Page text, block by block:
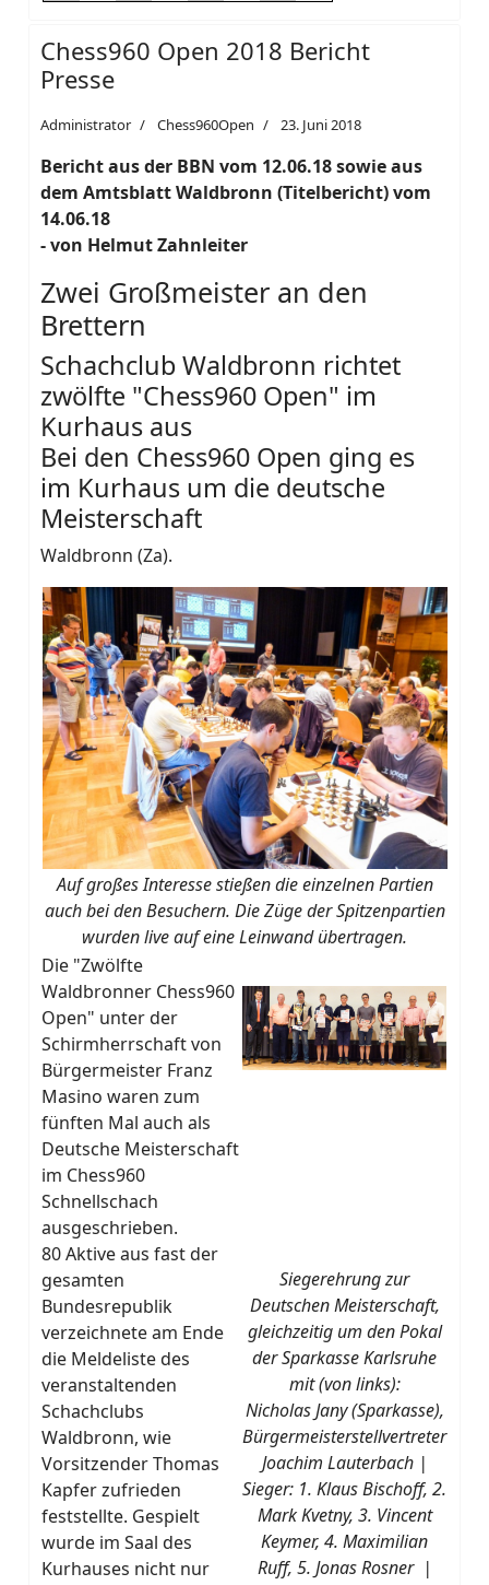
Chess960 Open 2018 Bericht
Presse
Administrator Chess960Open 23. Juni 2018
Bericht aus der BBN vom 12.06.18 sowie aus
dem Amtsblatt Waldbronn (Titelbericht) vom
14.06.18
- von Helmut Zahnleiter
Zwei Großmeister an den
Brettern
Schachclub Waldbronn richtet
zwölfte "Chess960 Open" im
Kurhaus aus
Bei den Chess960 Open ging es
im Kurhaus um die deutsche
Meisterschaft
Waldbronn (Za).
Auf großes Interesse stießen die einzelnen Partien
auch bei den Besuchern. Die Züge der Spitzenpartien
wurden live auf eine Leinwand übertragen.
Die "Zwölfte
Waldbronner Chess960
Open" unter der
Schirmherrschaft von
Bürgermeister Franz
Masino waren zum
fünften Mal auch als
Deutsche Meisterschaft
im Chess960
Schnellschach
ausgeschrieben.
80 Aktive aus fast der
gesamten
Bundesrepublik
verzeichnete am Ende
die Meldeliste des
veranstaltenden
Schachclubs
Waldbronn, wie
Vorsitzender Thomas
Kapfer zufrieden
feststellte. Gespielt
wurde im Saal des
Kurhauses nicht nur
Siegerehrung zur
Deutschen Meisterschaft,
gleichzeitig um den Pokal
der Sparkasse Karlsruhe
mit (von links):
Nicholas Jany (Sparkasse),
Bürgermeisterstellvertreter
Joachim Lauterbach |
Sieger: 1. Klaus Bischoff, 2.
Mark Kvetny, 3. Vincent
Keymer, 4. Maximilian
Ruff, 5. Jonas Rosner |